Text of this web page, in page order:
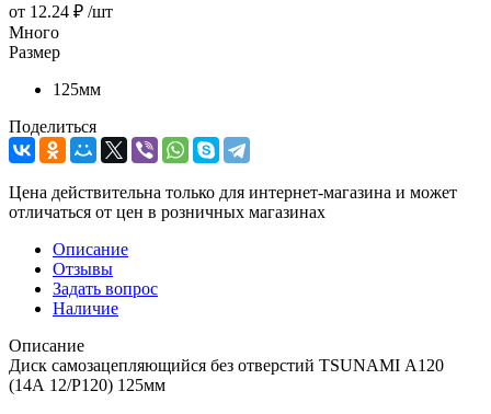
от 12.24 ₽ /шт
Много
Размер
125мм
Поделиться
Цена действительна только для интернет-магазина и может
отличаться от цен в розничных магазинах
Описание
Отзывы
Задать вопрос
Наличие
Описание
Диск самозацепляющийся без отверстий TSUNAMI А120
(14А 12/Р120) 125мм